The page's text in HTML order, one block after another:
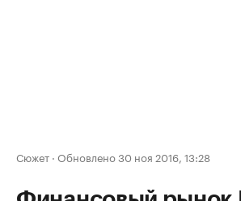
Сюжет · Обновлено 30 ноя 2016, 13:28